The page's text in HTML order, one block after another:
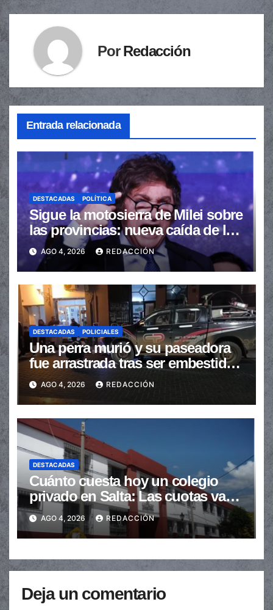
PorRedacción
Entrada relacionada
DESTACADAS POLÍTICA
Sigue la motosierra de Milei sobre
las provincias: nueva caída de las
transferencias no automáticas
AGO 4, 2026 REDACCIÓN
DESTACADAS POLICIALES
Una perra murió y su paseadora
fue arrastrada tras ser embestidas
en la senda peatonal
AGO 4, 2026 REDACCIÓN
DESTACADAS
Cuánto cuesta hoy un colegio
privado en Salta: Las cuotas van
de $110.000 a más de $600.000
AGO 4, 2026 REDACCIÓN
Deja un comentario